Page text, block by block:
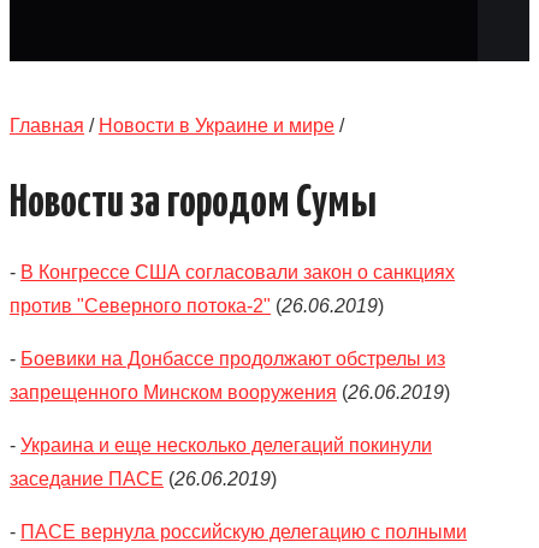
Главная / Новости в Украине и мире /
Новости за городом Сумы
- В Конгрессе США согласовали закон о санкциях
против "Северного потока-2" (26.06.2019)
- Боевики на Донбассе продолжают обстрелы из
запрещенного Минском вооружения (26.06.2019)
- Украина и еще несколько делегаций покинули
заседание ПАСЕ (26.06.2019)
- ПАСЕ вернула российскую делегацию с полными